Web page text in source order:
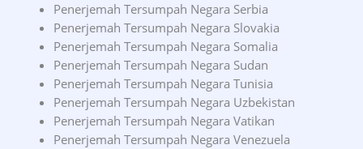
Penerjemah Tersumpah Negara Serbia
Penerjemah Tersumpah Negara Slovakia
Penerjemah Tersumpah Negara Somalia
Penerjemah Tersumpah Negara Sudan
Penerjemah Tersumpah Negara Tunisia
Penerjemah Tersumpah Negara Uzbekistan
Penerjemah Tersumpah Negara Vatikan
Penerjemah Tersumpah Negara Venezuela